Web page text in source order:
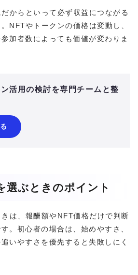
からといって必ず収益につながる
NFTやトークンの価格は変動し、
加者数によっても価値が変わりま
活用の検討を専門チームと整
選ぶときのポイント
は、報酬額やNFT価格だけで判断
。初心者の場合は、始めやすさ、
いやすさを優先すると失敗しにく